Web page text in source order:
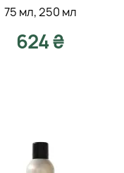
75 мл,250 мл
624 ₴